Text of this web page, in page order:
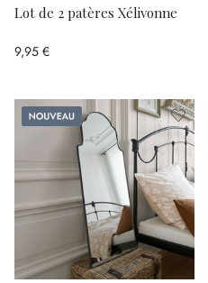
Lot de 2 patères Xélivonne
9,95 €
Nouveau